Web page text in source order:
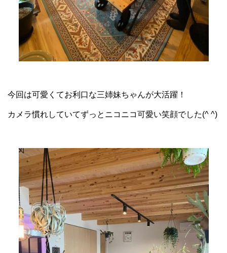
今回は可愛くてお利口な三姉妹ちゃんが大活躍！
カメラ慣れしていてずっとニコニコ可愛い笑顔でした(^ ^)